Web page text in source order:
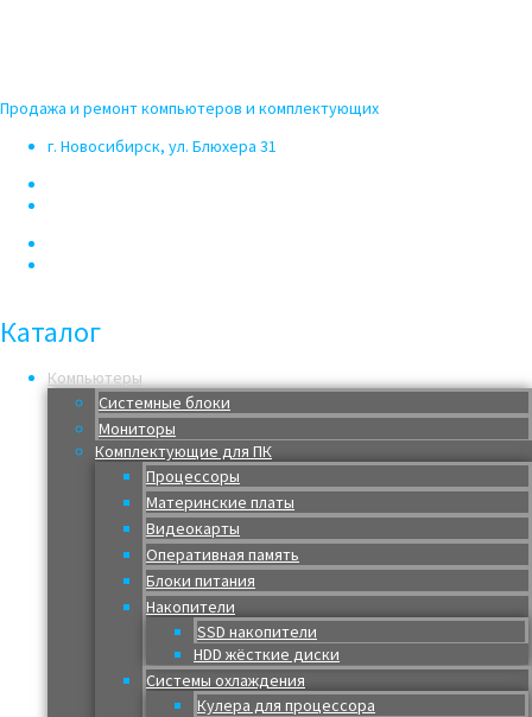
Продажа и ремонт компьютеров и комплектующих
г. Новосибирск, ул. Блюхера 31
Каталог
Компьютеры
Системные блоки
Мониторы
Комплектующие для ПК
Процессоры
Материнские платы
Видеокарты
Оперативная память
Блоки питания
Накопители
SSD накопители
HDD жёсткие диски
Системы охлаждения
Кулера для процессора